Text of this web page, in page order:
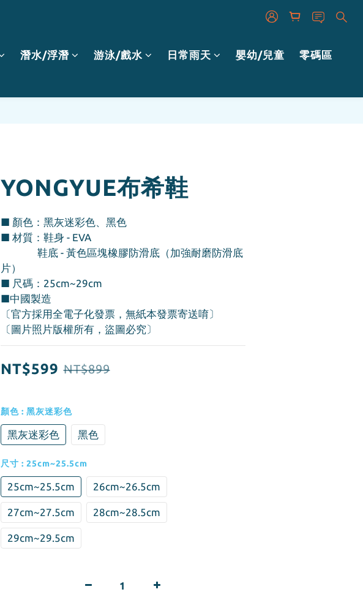
潛水/浮潛 游泳/戲水 日常雨天 嬰幼/兒童 零碼區
YONGYUE布希鞋
■ 顏色：黑灰迷彩色、黑色
■ 材質：鞋身 - EVA
片）
■ 尺碼：25cm~29cm
■中國製造
〔官方採用全電子化發票，無紙本發票寄送唷〕
〔圖片照片版權所有，盜圖必究〕
NT$599 NT$899
顏色 : 黑灰迷彩色
黑灰迷彩色 黑色
尺寸 : 25cm~25.5cm
25cm~25.5cm 26cm~26.5cm
27cm~27.5cm 28cm~28.5cm
29cm~29.5cm